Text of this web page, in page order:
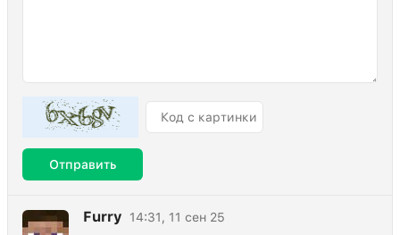
Отправить
Furry
14:31, 11 сен 25